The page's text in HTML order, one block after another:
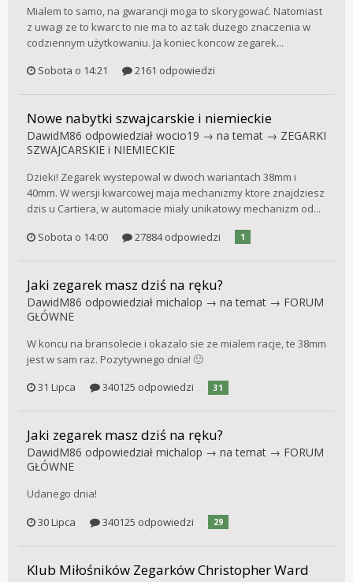
Mialem to samo, na gwarancji moga to skorygować. Natomiast
z uwagi ze to kwarc to nie ma to az tak duzego znaczenia w
codziennym użytkowaniu. Ja koniec koncow zegarek...
Sobota o 14:21
2161 odpowiedzi
Nowe nabytki szwajcarskie i niemieckie
DawidM86 odpowiedział wocio19 → na temat → ZEGARKI
SZWAJCARSKIE i NIEMIECKIE
Dzieki! Zegarek wystepowal w dwoch wariantach 38mm i
40mm. W wersji kwarcowej maja mechanizmy ktore znajdziesz
dzis u Cartiera, w automacie mialy unikatowy mechanizm od...
Sobota o 14:00
27884 odpowiedzi 1
Jaki zegarek masz dziś na ręku?
DawidM86 odpowiedział michalop → na temat → FORUM
GŁÓWNE
W koncu na bransolecie i okazalo sie ze mialem racje, te 38mm
jest w sam raz. Pozytywnego dnia! 🙂
31 Lipca
340125 odpowiedzi 31
Jaki zegarek masz dziś na ręku?
DawidM86 odpowiedział michalop → na temat → FORUM
GŁÓWNE
Udanego dnia!
30 Lipca
340125 odpowiedzi 29
Klub Miłośników Zegarków Christopher Ward